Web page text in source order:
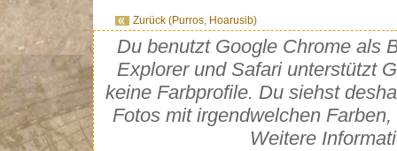
Zurück (Purros, Hoarusib)
Du benutzt Google Chrome als
Explorer und Safari unterstützt
keine Farbprofile. Du siehst
Fotos mit irgendwelchen
Weitere